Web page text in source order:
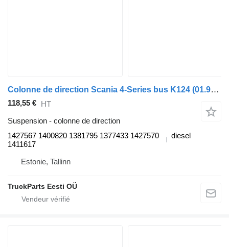
Colonne de direction Scania 4-Series bus K124 (01.96-12.06) 1427567 pour Scania 4-series bus (1995-2006)
118,55 € HT
Suspension - colonne de direction
1427567 1400820 1381795 1377433 1427570
1411617
diesel
Estonie, Tallinn
TruckParts Eesti OÜ